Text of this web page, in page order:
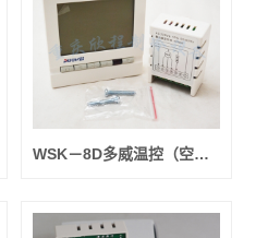
WSK－8D多威温控（空调房间用）带背光蓝屏 （7根线的）